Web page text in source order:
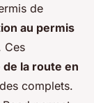
de
au permis
Ces
la route en
complets.